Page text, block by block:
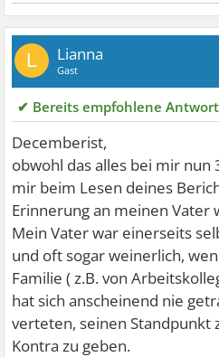
L Lianna
Gast
✔ Bereits empfohlene Antwort
Decemberist,
obwohl das alles bei mir nun
mir beim Lesen deines
Erinnerung an meinen Vater
Mein Vater war einerseits
und oft sogar weinerlich,
Familie ( z.B. von
hat sich anscheinend nie
verteten, seinen Standpunkt
Kontra zu geben.